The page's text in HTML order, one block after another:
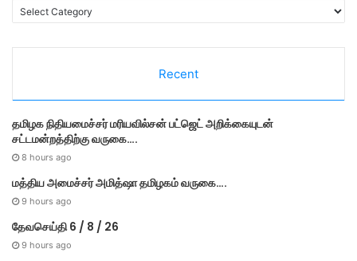
a
i
e
s
Recent
தமி​ழ​க நிதியமைச்சர் மரியவில்சன் பட்ஜெட் அறிக்கையுடன்
சட்டமன்றத்திற்கு வருகை….
8 hours ago
மத்திய அமைச்சர் அமித்ஷா தமிழகம் வருகை….
9 hours ago
தேவசெய்தி 6 / 8 / 26
9 hours ago